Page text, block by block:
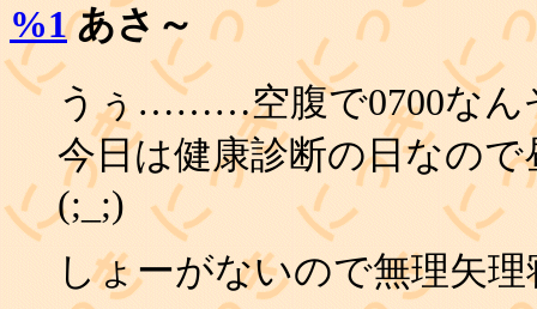
%1あさ～
うぅ………空腹で0700なん
今日は健康診断の日なの
(;_;)
しょーがないので無理矢